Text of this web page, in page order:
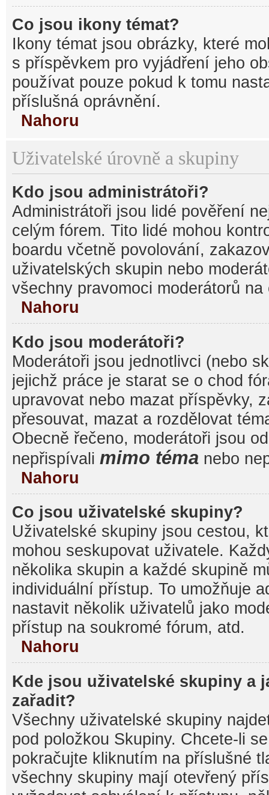
Co jsou ikony témat?
Ikony témat jsou obrázky, které
s příspěvkem pro vyjádření jeho
používat pouze pokud k tomu
příslušná oprávnění.
Nahoru
Uživatelské úrovně a skupiny
Kdo jsou administrátoři?
Administrátoři jsou lidé pověření
celým fórem. Tito lidé mohou
boardu včetně povolování,
uživatelských skupin nebo
všechny pravomoci moderátorů na
Nahoru
Kdo jsou moderátoři?
Moderátoři jsou jednotlivci (nebo
jejichž práce je starat se o chod
upravovat nebo mazat příspěvky,
přesouvat, mazat a rozdělovat
Obecně řečeno, moderátoři jsou
nepřispívali mimo téma nebo
Nahoru
Co jsou uživatelské skupiny?
Uživatelské skupiny jsou cestou,
mohou seskupovat uživatele.
několika skupin a každé skupině
individuální přístup. To umožňuje
nastavit několik uživatelů jako
přístup na soukromé fórum, atd.
Nahoru
Kde jsou uživatelské skupiny a
zařadit?
Všechny uživatelské skupiny
pod položkou Skupiny. Chcete-li
pokračujte kliknutím na příslušné
všechny skupiny mají otevřený